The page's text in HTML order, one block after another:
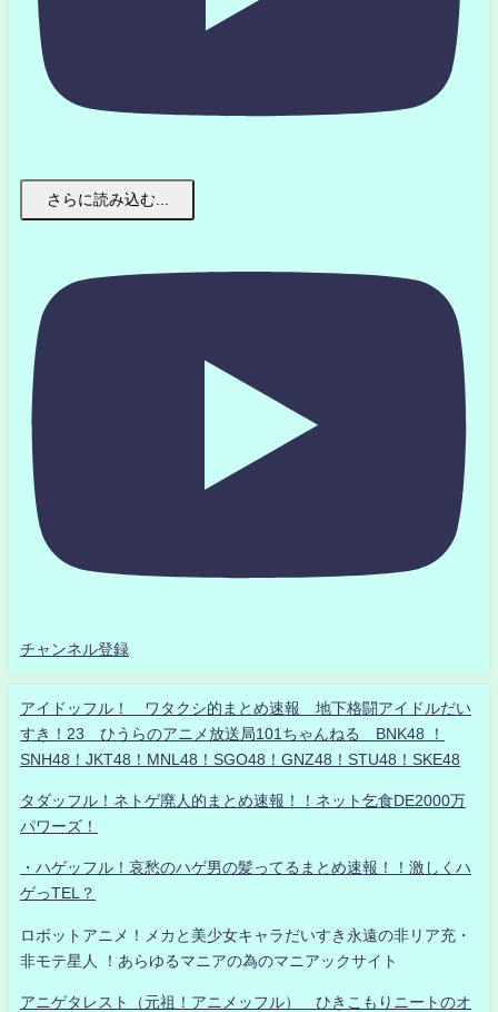
さらに読み込む...
チャンネル登録
アイドッフル！ ワタクシ的まとめ速報 地下格闘アイドルだい
すき！23 ひうらのアニメ放送局101ちゃんねる BNK48 ！
SNH48！JKT48！MNL48！SGO48！GNZ48！STU48！SKE48
タダッフル！ネトゲ廃人的まとめ速報！！ネット乞食DE2000万
パワーズ！
・ハゲッフル！哀愁のハゲ男の髪ってるまとめ速報！！激しくハ
ゲっTEL？
ロボットアニメ！メカと美少女キャラだいすき永遠の非リア充・
非モテ星人 ！あらゆるマニアの為のマニアックサイト
アニゲタレスト（元祖！アニメッフル） ひきこもりニートのオ